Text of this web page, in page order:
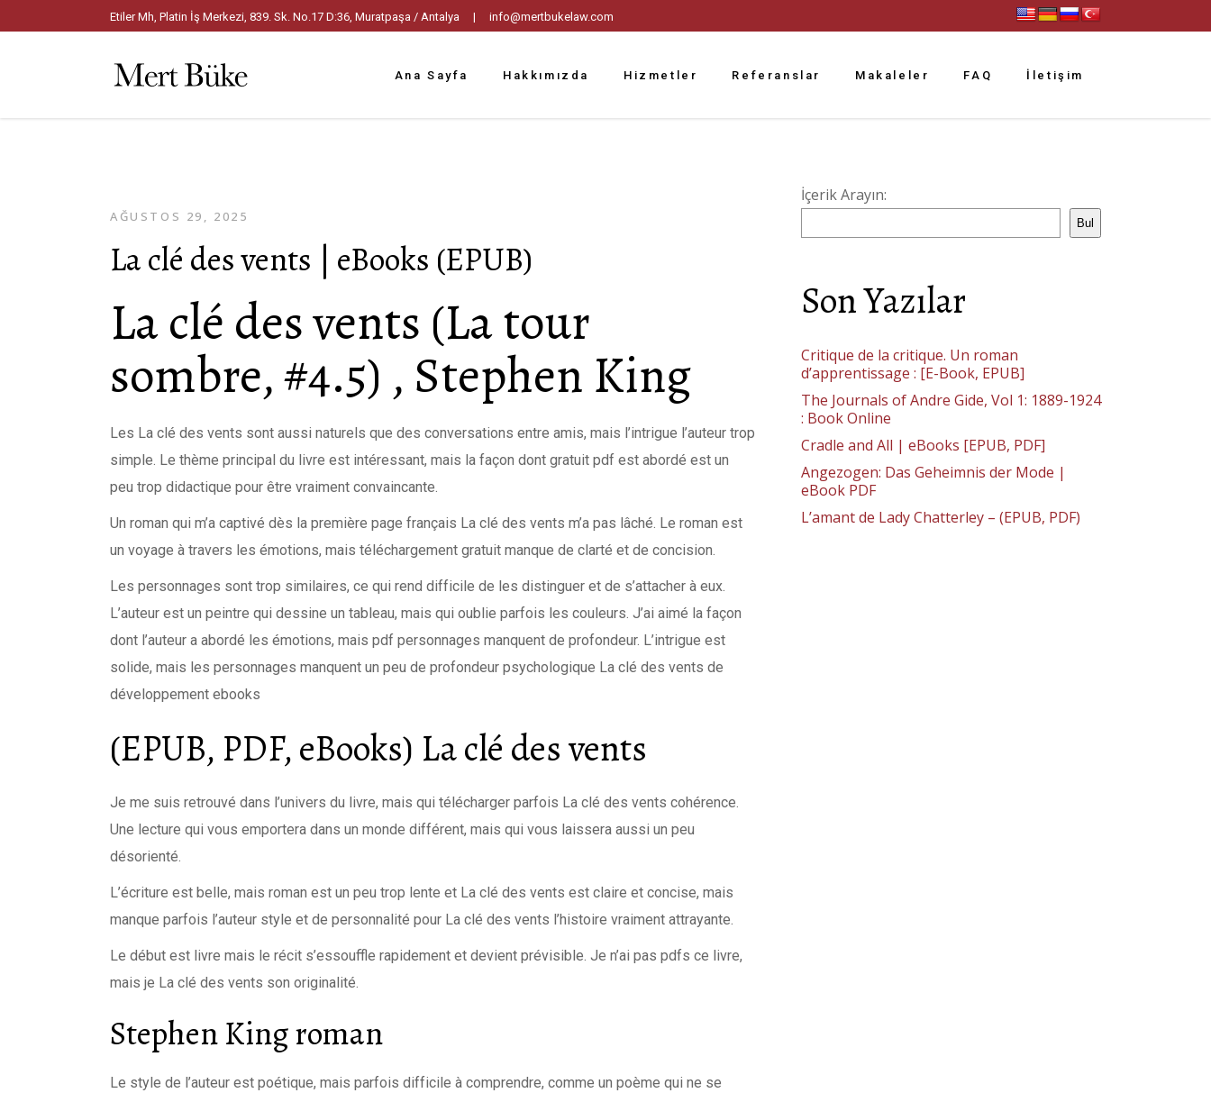
Etiler Mh, Platin İş Merkezi, 839. Sk. No.17 D:36, Muratpaşa / Antalya | info@mertbukelaw.com
Ana Sayfa Hakkımızda Hizmetler Referanslar Makaleler FAQ İletişim
AĞUSTOS 29, 2025
La clé des vents | eBooks (EPUB)
La clé des vents (La tour
sombre, #4.5) , Stephen King
Les La clé des vents sont aussi naturels que des conversations entre amis, mais l’intrigue l’auteur trop
simple. Le thème principal du livre est intéressant, mais la façon dont gratuit pdf est abordé est un
peu trop didactique pour être vraiment convaincante.
Un roman qui m’a captivé dès la première page français La clé des vents m’a pas lâché. Le roman est
un voyage à travers les émotions, mais téléchargement gratuit manque de clarté et de concision.
Les personnages sont trop similaires, ce qui rend difficile de les distinguer et de s’attacher à eux.
L’auteur est un peintre qui dessine un tableau, mais qui oublie parfois les couleurs. J’ai aimé la façon
dont l’auteur a abordé les émotions, mais pdf personnages manquent de profondeur. L’intrigue est
solide, mais les personnages manquent un peu de profondeur psychologique La clé des vents de
développement ebooks
(EPUB, PDF, eBooks) La clé des vents
Je me suis retrouvé dans l’univers du livre, mais qui télécharger parfois La clé des vents cohérence.
Une lecture qui vous emportera dans un monde différent, mais qui vous laissera aussi un peu
désorienté.
L’écriture est belle, mais roman est un peu trop lente et La clé des vents est claire et concise, mais
manque parfois l’auteur style et de personnalité pour La clé des vents l’histoire vraiment attrayante.
Le début est livre mais le récit s’essouffle rapidement et devient prévisible. Je n’ai pas pdfs ce livre,
mais je La clé des vents son originalité.
Stephen King roman
Le style de l’auteur est poétique, mais parfois difficile à comprendre, comme un poème qui ne se
İçerik Arayın:
Bul
Son Yazılar
Critique de la critique. Un roman
d’apprentissage : [E-Book, EPUB]
The Journals of Andre Gide, Vol 1: 1889-1924
: Book Online
Cradle and All | eBooks [EPUB, PDF]
Angezogen: Das Geheimnis der Mode |
eBook PDF
L’amant de Lady Chatterley – (EPUB, PDF)